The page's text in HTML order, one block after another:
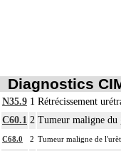
Diagnostics
N35.9 1 Rétrécissement
C60.1 2 Tumeur maligne du
C68.0 2 Tumeur maligne de